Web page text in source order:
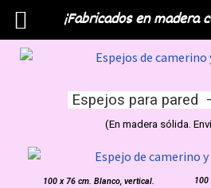
Espejos para pared
(En madera sólida.
100 x 76 cm. Blanco, vertical.
100
¡Fabricados en madera